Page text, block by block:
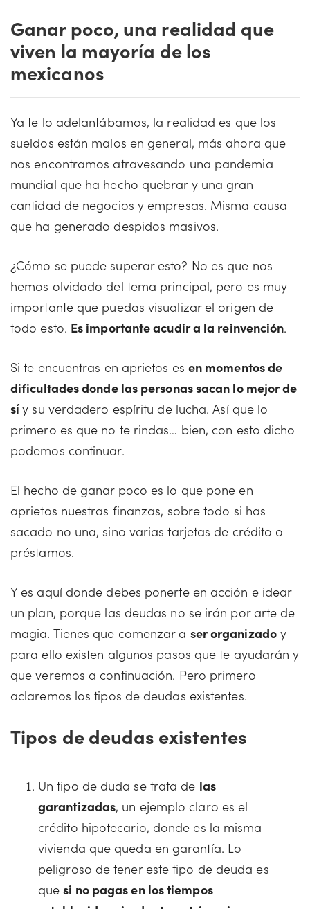
Ganar poco, una realidad que
viven la mayoría de los
mexicanos
Ya te lo adelantábamos, la realidad es que los
sueldos están malos en general, más ahora que
nos encontramos atravesando una pandemia
mundial que ha hecho quebrar y una gran
cantidad de negocios y empresas. Misma causa
que ha generado despidos masivos.
¿Cómo se puede superar esto? No es que nos
hemos olvidado del tema principal, pero es muy
importante que puedas visualizar el origen de
todo esto. Es importante acudir a la reinvención.
Si te encuentras en aprietos es en momentos de
dificultades donde las personas sacan lo mejor de
síy su verdadero espíritu de lucha. Así que lo
primero es que no te rindas… bien, con esto dicho
podemos continuar.
El hecho de ganar poco es lo que pone en
aprietos nuestras finanzas, sobre todo si has
sacado no una, sino varias tarjetas de crédito o
préstamos.
Y es aquí donde debes ponerte en acción e idear
un plan, porque las deudas no se irán por arte de
magia. Tienes que comenzar a ser organizadoy
para ello existen algunos pasos que te ayudarán y
que veremos a continuación. Pero primero
aclaremos los tipos de deudas existentes.
Tipos de deudas existentes
Un tipo de duda se trata de las
garantizadas, un ejemplo claro es el
crédito hipotecario, donde es la misma
vivienda que queda en garantía. Lo
peligroso de tener este tipo de deuda es
quesi no pagas en los tiempos